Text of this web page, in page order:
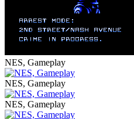
NES, Gameplay
NES, Gameplay
NES, Gameplay